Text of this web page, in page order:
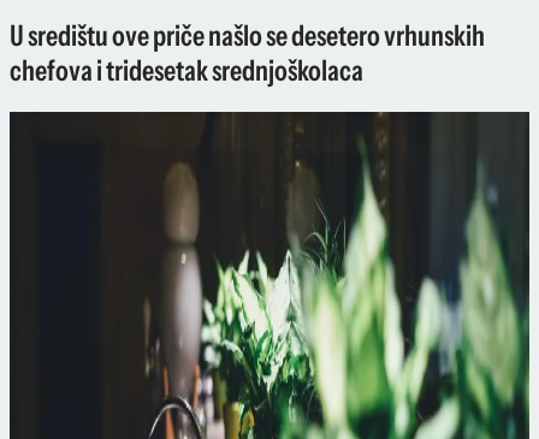
U središtu ove priče našlo se desetero vrhunskih
chefova i tridesetak srednjoškolaca